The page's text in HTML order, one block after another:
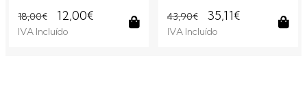
18,00€ 12,00€
IVA Incluído Comprar
43,90€ 35,11€
IVA Incluído